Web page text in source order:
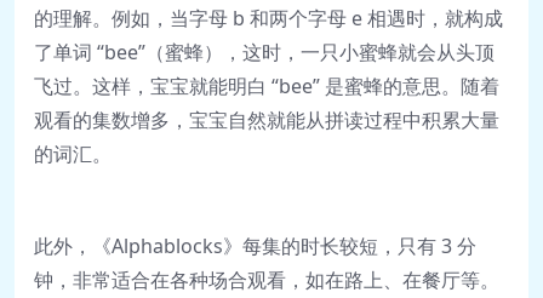
的理解。例如，当字母 b 和两个字母 e 相遇时，就构成
了单词 “bee”（蜜蜂），这时，一只小蜜蜂就会从头顶
飞过。这样，宝宝就能明白 “bee” 是蜜蜂的意思。随着
观看的集数增多，宝宝自然就能从拼读过程中积累大量
的词汇。
此外，《Alphablocks》每集的时长较短，只有 3 分
钟，非常适合在各种场合观看，如在路上、在餐厅等。